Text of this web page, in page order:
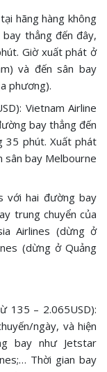
hãng hàng không
thẳng đến đây,
Giờ xuất phát ở
và đến sân bay
phương).
Vietnam Airline
bay thẳng đến
35 phút. Xuất phát
sân bay Melbourne
với hai đường bay
trung chuyển của
Airlines (dừng ở
(dừng ở Quảng
135 – 2.065USD):
ngày, và hiện
bay như Jetstar
Thời gian bay